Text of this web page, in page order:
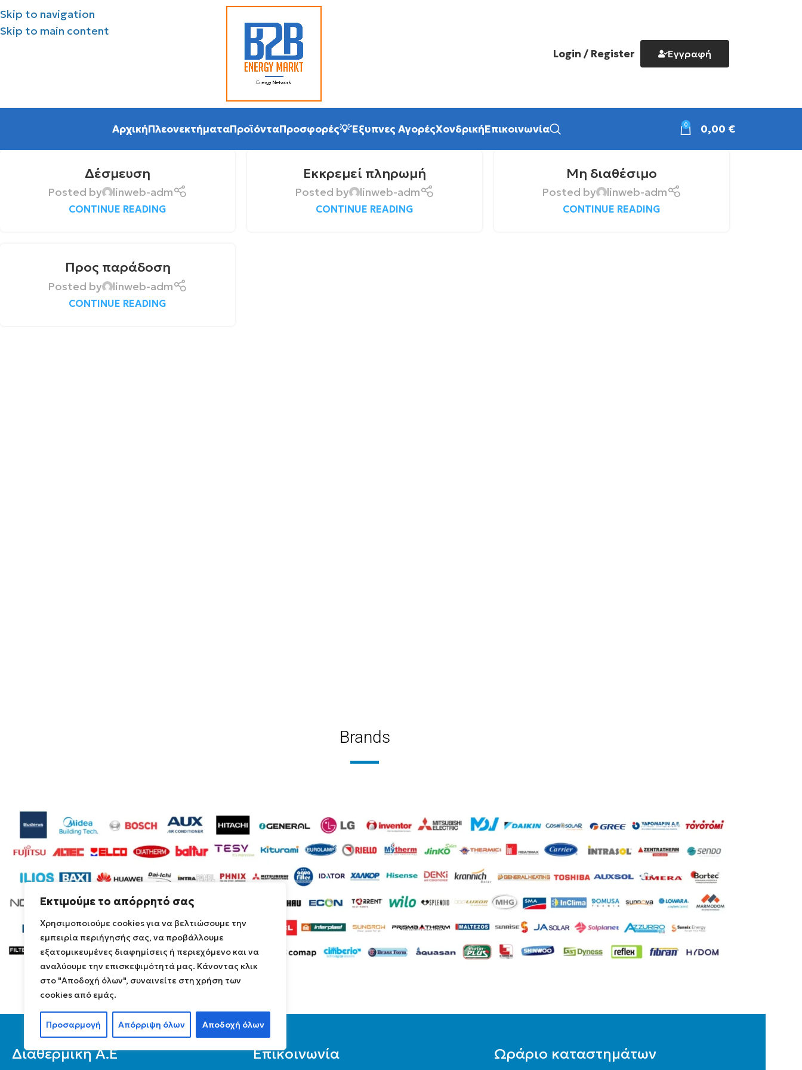
Εκτιμούμε το απόρρητό σας
Χρησιμοποιούμε cookies για να βελτιώσουμε την
εμπειρία περιήγησής σας, να προβάλλουμε
εξατομικευμένες διαφημίσεις ή περιεχόμενο και να
αναλύουμε την επισκεψιμότητά μας. Κάνοντας κλικ
στο "Αποδοχή όλων", συναινείτε στη χρήση των
cookies από εμάς.
Προσαρμογή Απόρριψη όλων Αποδοχή όλων
Skip to navigation
Skip to main content
Login / Register Εγγραφή
ΑρχικήΠλεονεκτήματαΠροϊόνταΠροσφορές💡 Έξυπνες ΑγορέςΧονδρικήΕπικοινωνία 0 0,00 €
Δέσμευση
Posted by linweb-adm
CONTINUE READING
Εκκρεμεί πληρωμή
Posted by linweb-adm
CONTINUE READING
Μη διαθέσιμο
Posted by linweb-adm
CONTINUE READING
Προς παράδοση
Posted by linweb-adm
CONTINUE READING
Brands
Διαθερμική Α.Ε Επικοινωνία Ωράριο καταστημάτων